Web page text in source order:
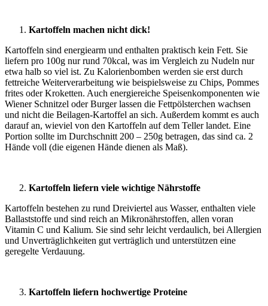
Kartoffeln machen nicht dick!
Kartoffeln sind energiearm und enthalten praktisch kein Fett. Sie
liefern pro 100g nur rund 70kcal, was im Vergleich zu Nudeln nur
etwa halb so viel ist. Zu Kalorienbomben werden sie erst durch
fettreiche Weiterverarbeitung wie beispielsweise zu Chips, Pommes
frites oder Kroketten. Auch energiereiche Speisenkomponenten wie
Wiener Schnitzel oder Burger lassen die Fettpölsterchen wachsen
und nicht die Beilagen-Kartoffel an sich. Außerdem kommt es auch
darauf an, wieviel von den Kartoffeln auf dem Teller landet. Eine
Portion sollte im Durchschnitt 200 – 250g betragen, das sind ca. 2
Hände voll (die eigenen Hände dienen als Maß).
Kartoffeln liefern viele wichtige Nährstoffe
Kartoffeln bestehen zu rund Dreiviertel aus Wasser, enthalten viele
Ballaststoffe und sind reich an Mikronährstoffen, allen voran
Vitamin C und Kalium. Sie sind sehr leicht verdaulich, bei Allergien
und Unverträglichkeiten gut verträglich und unterstützen eine
geregelte Verdauung.
Kartoffeln liefern hochwertige Proteine